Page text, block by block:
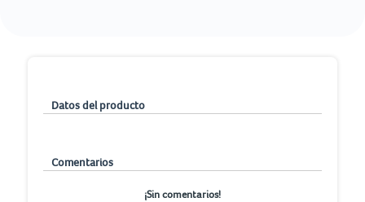
Datos del producto
Comentarios
¡Sin comentarios!